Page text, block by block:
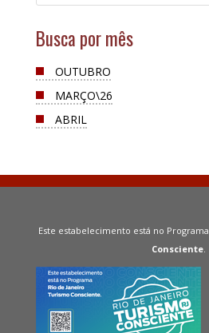
Busca por mês
OUTUBRO
MARÇO\26
ABRIL
Este estabelecimento está no Programa
Consciente.